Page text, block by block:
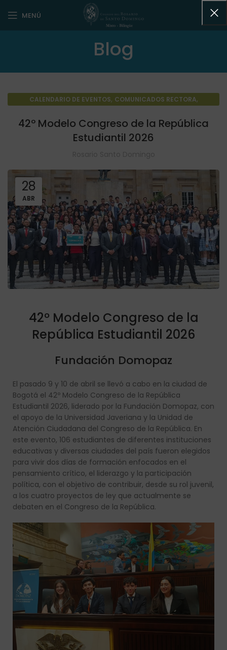
MENÚ
Blog
CALENDARIO DE EVENTOS, COMUNICADOS RECTORA,
42º Modelo Congreso de la República
Estudiantil 2026
28
ABR
42º Modelo Congreso de la
República Estudiantil 2026
Fundación Domopaz
El pasado 9 y 10 de abril se llevó a cabo en la ciudad de
Bogotá el 42º Modelo Congreso de la República
Estudiantil 2026, liderado por la Fundación Domopaz, con
el apoyo de la Universidad Javeriana y la Unidad de
Atención Ciudadana del Congreso de la República. En
este evento, 106 estudiantes de diferentes instituciones
educativas y diversas ciudades del país fueron elegidos
para vivir dos días de formación enfocados en el
pensamiento crítico, el liderazgo y la participación
política, con el objetivo de contribuir, desde su rol juvenil,
a los cuatro proyectos de ley que actualmente se
debaten en el Congreso de la República.